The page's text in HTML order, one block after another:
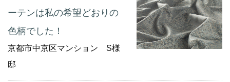
ーテンは私の希望どおりの
色柄でした！
京都市中京区マンション S様
邸